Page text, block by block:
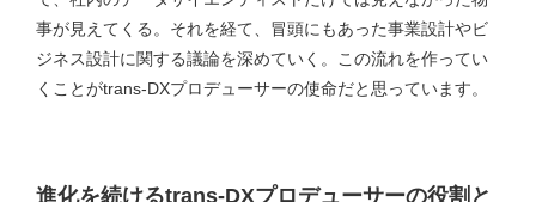
事が見えてくる。それを経て、冒頭にもあった事業設計やビ
ジネス設計に関する議論を深めていく。この流れを作ってい
くことがtrans-DXプロデューサーの使命だと思っています。
進化を続けるtrans-DXプロデューサーの役割と